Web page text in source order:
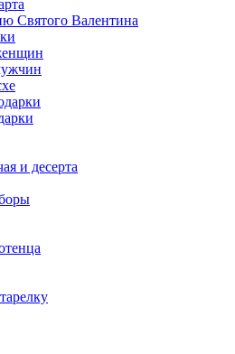
Святого Валентина
и десерта